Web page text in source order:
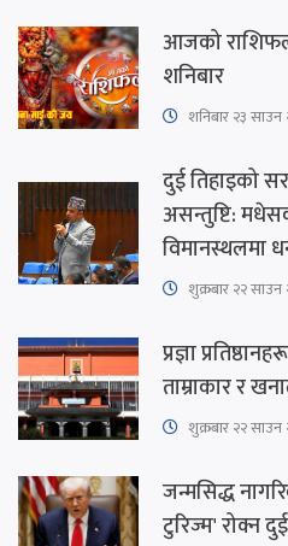
आजको
शनिबार
शनिबार २३
दुई तिहाइको
असन्तुष्टि:
विमानस्थलमा
शुक्रबार​ २२
प्रज्ञा
ताम्राकार र
शुक्रबार​ २२
जन्मसिद्ध
टुरिज्म' रोक्न